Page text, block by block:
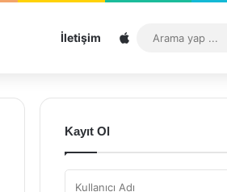
İletişim Sitemap
Kayıt Ol